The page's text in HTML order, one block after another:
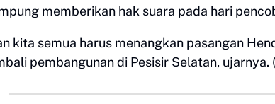
memberikan hak suara pada hari
kita semua harus menangkan pasangan
pembangunan di Pesisir Selatan, ujarnya.